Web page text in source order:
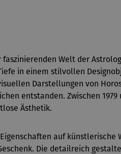
Welt der
in einem stilvollen
Darstellungen von
entstanden. Zwischen
Ästhetik.
auf künstlerische
Die detailreich